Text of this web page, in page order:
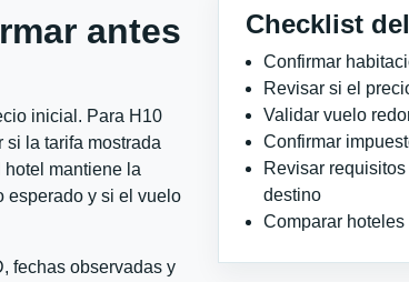
antes
inicial. Para H10
la tarifa mostrada
mantiene la
esperado y si el vuelo
fechas observadas y
Checklist
Confirmar
Revisar si el
Validar vuelo
Confirmar
Revisar
destino
Comparar hoteles